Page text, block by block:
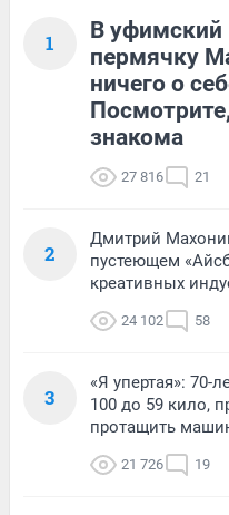
1
В уфимский
пермячку
ничего о
знакома
27 816 21
2
Дмитрий
пустеющем
креативных
24 102 58
3
«Я упертая»: 70-
100 до 59 кило,
протащить
21 726 19